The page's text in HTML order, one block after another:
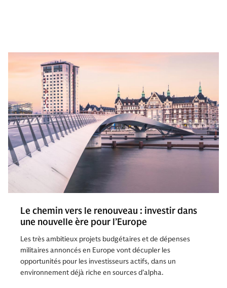
Le chemin vers le renouveau : investir dans
une nouvelle ère pour l’Europe
Les très ambitieux projets budgétaires et de dépenses
militaires annoncés en Europe vont décupler les
opportunités pour les investisseurs actifs, dans un
environnement déjà riche en sources d’alpha.